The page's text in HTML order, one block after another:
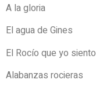
A la gloria
El agua de Gines
El Rocío que yo siento
Alabanzas rocieras